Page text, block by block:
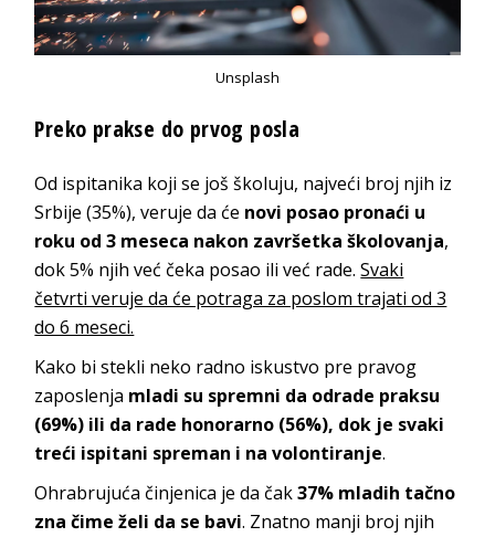
Unsplash
Preko prakse do prvog posla
Od ispitanika koji se još školuju, najveći broj njih iz
Srbije (35%), veruje da će novi posao pronaći u
roku od 3 meseca nakon završetka školovanja,
dok 5% njih već čeka posao ili već rade.Svaki
četvrti veruje da će potraga za poslom trajati od 3
do 6 meseci.
Kako bi stekli neko radno iskustvo pre pravog
zaposlenja mladi su spremni da odrade praksu
(69%) ili da rade honorarno (56%), dok je svaki
treći ispitani spreman i na volontiranje.
Ohrabrujuća činjenica je da čak37% mladih tačno
zna čime želi da se bavi. Znatno manji broj njih